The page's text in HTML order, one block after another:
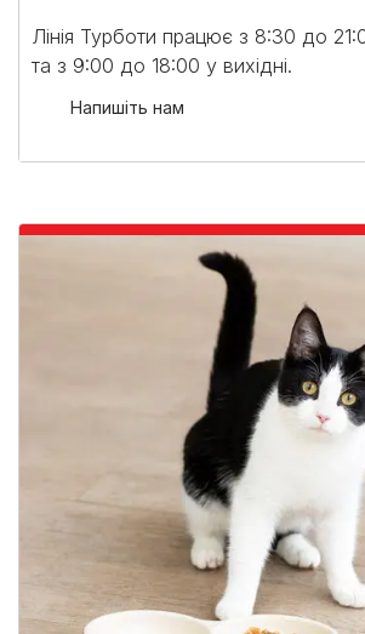
Лінія Турботи працює з 8:30 до
та з 9:00 до 18:00 у вихідні.​
Напишіть нам